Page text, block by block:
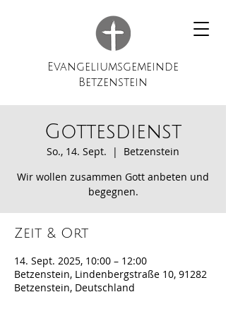
Evangeliumsgemeinde
Betzenstein
Gottesdienst
So., 14. Sept.
  |
Betzenstein
Wir wollen zusammen Gott anbeten und
begegnen.
Zeit & Ort
14. Sept. 2025, 10:00 – 12:00
Betzenstein, Lindenbergstraße 10, 91282
Betzenstein, Deutschland